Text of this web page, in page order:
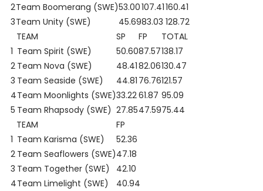
2Team Boomerang (SWE)53.00107.41160.41
3Team Unity (SWE) 45.6983.03 128.72
TEAM
SP FP
TOTAL
1 Team Spirit (SWE) 50.6087.57138.17
2 Team Nova (SWE) 48.4182.06130.47
3 Team Seaside (SWE) 44.81 76.76121.57
4Team Moonlights (SWE)33.2261.87 95.09
5 Team Rhapsody (SWE) 27.8547.5975.44
TEAM
FP
1 Team Karisma (SWE)
52.36
2 Team Seaflowers (SWE)47.18
3 Team Together (SWE)
42.10
4Team Limelight (SWE)
40.94